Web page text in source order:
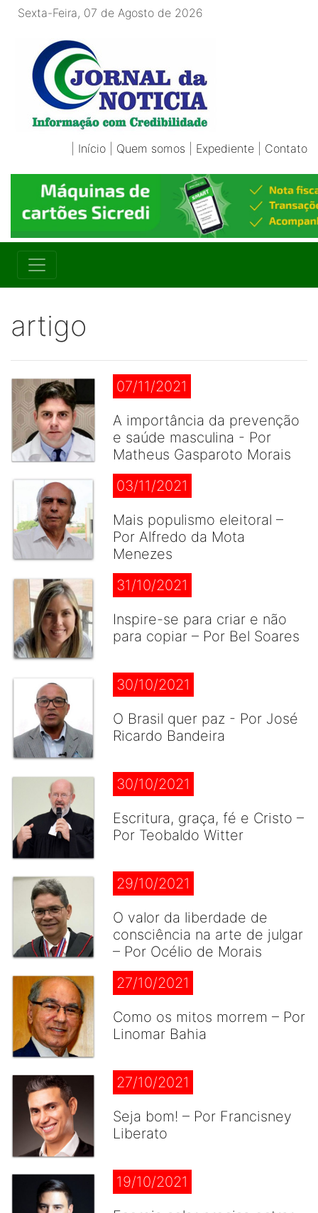
Sexta-Feira, 07 de Agosto de 2026
Início Quem somos Expediente Contato
artigo
07/11/2021
A importância da prevenção
e saúde masculina - Por
Matheus Gasparoto Morais
03/11/2021
Mais populismo eleitoral –
Por Alfredo da Mota
Menezes
31/10/2021
Inspire-se para criar e não
para copiar – Por Bel Soares
30/10/2021
O Brasil quer paz - Por José
Ricardo Bandeira
30/10/2021
Escritura, graça, fé e Cristo –
Por Teobaldo Witter
29/10/2021
O valor da liberdade de
consciência na arte de julgar
– Por Océlio de Morais
27/10/2021
Como os mitos morrem – Por
Linomar Bahia
27/10/2021
Seja bom! – Por Francisney
Liberato
19/10/2021